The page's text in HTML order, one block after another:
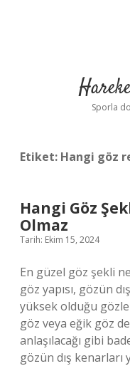
Sporla
Etiket: Hangi göz
Hangi Göz
Olmaz
Tarih: Ekim 15, 2024
En güzel göz şekli
göz yapısı, gözün
yüksek olduğu
göz veya eğik göz
anlaşılacağı gibi
gözün dış